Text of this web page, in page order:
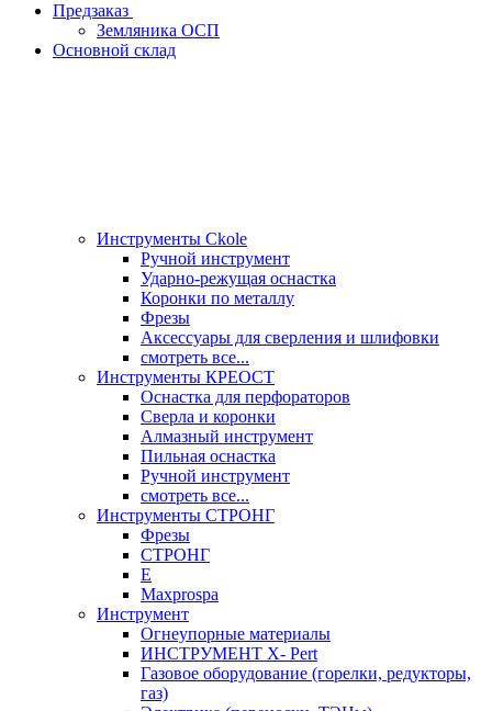
Предзаказ
Земляника ОСП
Основной склад
Инструменты Ckole
Ручной инструмент
Ударно‑режущая оснастка
Коронки по металлу
Фрезы
Аксессуары для сверления и шлифовки
смотреть все...
Инструменты КРЕОСТ
Оснастка для перфораторов
Сверла и коронки
Алмазный инструмент
Пильная оснастка
Ручной инструмент
смотреть все...
Инструменты СТРОНГ
Фрезы
СТРОНГ
Е
Maxprospa
Инструмент
Огнеупорные материалы
ИНСТРУМЕНТ X- Pert
Газовое оборудование (горелки, редукторы,
газ)